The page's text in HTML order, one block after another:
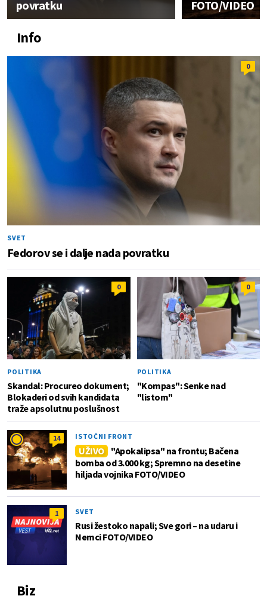
povratku
FOTO/VIDEO
Info
0
SVET
Fedorov se i dalje nada povratku
0
POLITIKA
Skandal: Procureo dokument;
Blokaderi od svih kandidata
traže apsolutnu poslušnost
0
POLITIKA
"Kompas": Senke nad
"listom"
14 ISTOČNI FRONT
UŽIVO
"Apokalipsa" na frontu; Bačena
bomba od 3.000 kg; Spremno na desetine
hiljada vojnika FOTO/VIDEO
1 SVET
Rusi žestoko napali; Sve gori – na udaru i
Nemci FOTO/VIDEO
Biz